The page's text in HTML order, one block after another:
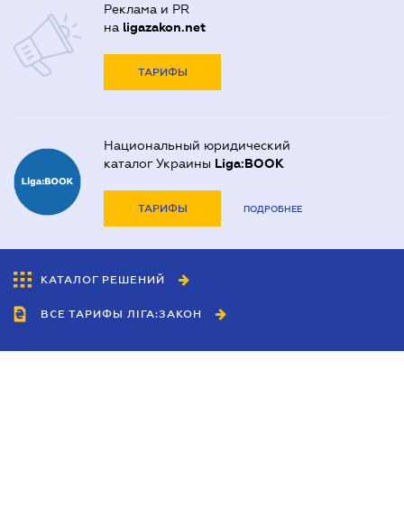
Реклама и PR
на ligazakon.net
ТАРИФЫ
Национальный юридический
каталог Украины Liga:BOOK
ТАРИФЫ ПОДРОБНЕЕ
КАТАЛОГ РЕШЕНИЙ
ВСЕ ТАРИФЫ ЛІГА:ЗАКОН